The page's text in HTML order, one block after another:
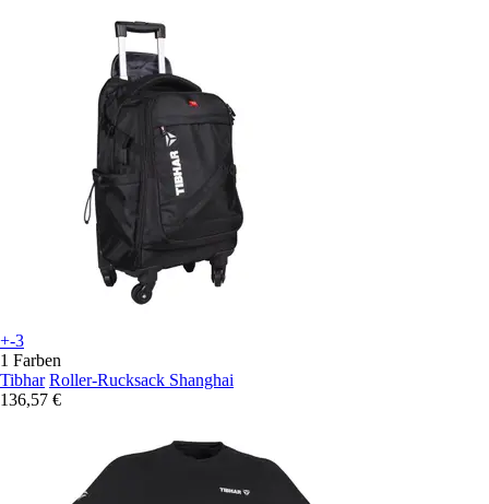
+-3
1 Farben
Tibhar Roller-Rucksack Shanghai
136,57 €